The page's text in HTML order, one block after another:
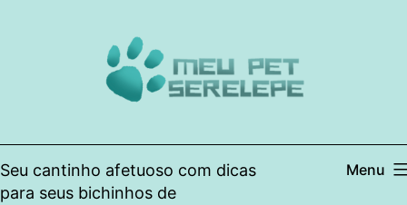
Seu cantinho afetuoso com dicas
para seus bichinhos de
Menu